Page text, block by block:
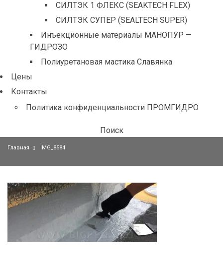
СИЛТЭК 1 ФЛЕКС (SEAKTECH FLEX)
СИЛТЭК СУПЕР (SEALTECH SUPER)
Инъекционные материалы МАНОПУР —
ГИДРОЗО
Полиуретановая мастика Славянка
Цены
Контакты
Политика конфиденциальности ПРОМГИДРО
Поиск
Главная IMG_8584